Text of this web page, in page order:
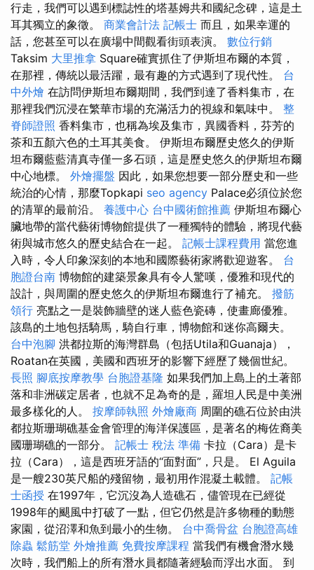
行走，我們可以遇到標誌性的塔基姆共和國紀念碑，這是土
耳其獨立的象徵。 商業會計法 記帳士 而且，如果幸運的
話，您甚至可以在廣場中間觀看街頭表演。 數位行銷
Taksim 大里推拿 Square確實抓住了伊斯坦布爾的本質，
在那裡，傳統以最活躍，最有趣的方式遇到了現代性。 台
中外燴 在訪問伊斯坦布爾期間，我們到達了香料集市，在
那裡我們沉浸在繁華市場的充滿活力的視線和氣味中。 整
脊師證照 香料集市，也稱為埃及集市，異國香料，芬芳的
茶和五顏六色的土耳其美食。 伊斯坦布爾歷史悠久的伊斯
坦布爾藍藍清真寺僅一多石頭，這是歷史悠久的伊斯坦布爾
中心地標。 外燴擺盤 因此，如果您想要一部分歷史和一些
統治的心情，那麼Topkapi seo agency Palace必須位於您
的清單的最前沿。 養護中心 台中國術館推薦 伊斯坦布爾心
臟地帶的當代藝術博物館提供了一種獨特的體驗，將現代藝
術與城市悠久的歷史結合在一起。 記帳士課程費用 當您進
入時，令人印象深刻的本地和國際藝術家將歡迎遊客。 台
胞證台南 博物館的建築景象具有令人驚嘆，優雅和現代的
設計，與周圍的歷史悠久的伊斯坦布爾進行了補充。 撥筋
領行 亮點之一是裝飾牆壁的迷人藍色瓷磚，使畫廊優雅。
該島的土地包括騎馬，騎自行車，博物館和迷你高爾夫。
台中泡腳 洪都拉斯的海灣群島（包括Utila和Guanaja），
Roatan在英國，美國和西班牙的影響下經歷了幾個世紀。
長照 腳底按摩教學 台胞證基隆 如果我們加上島上的土著部
落和非洲碳定居者，也就不足為奇的是，羅坦人民是中美洲
最多樣化的人。 按摩師執照 外燴廠商 周圍的礁石位於由洪
都拉斯珊瑚礁基金會管理的海洋保護區，是著名的梅佐裔美
國珊瑚礁的一部分。 記帳士 稅法 準備 卡拉（Cara）是卡
拉（Cara），這是西班牙語的“面對面”，只是。 El Aguila
是一艘230英尺船的殘留物，最初用作混凝土載體。 記帳
士函授 在1997年，它沉沒為人造礁石，儘管現在已經從
1998年的颶風中打破了一點，但它仍然是許多物種的動態
家園，從沼澤和魚到最小的生物。 台中喬骨盆 台胞證高雄
除蟲 鬆筋堂 外燴推薦 免費按摩課程 當我們有機會潛水幾
次時，我們船上的所有潛水員都隨著經驗而浮出水面。 到